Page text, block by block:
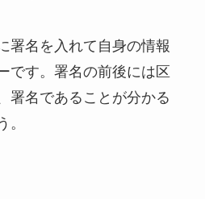
署名を入れて自身の情報
です。署名の前後には区
署名であることが分かる
。